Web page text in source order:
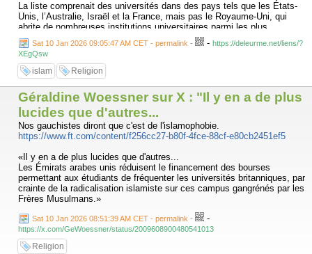
La liste comprenait des universités dans des pays tels que les États-
Unis, l’Australie, Israël et la France, mais pas le Royaume-Uni, qui
abrite de nombreuses institutions universitaires parmi les plus
prestigieuses du monde.
L’exclusion des universités britanniques est liée à l’anxiété aux
Émirats arabes unis sur ce qu’elle considère comme le risque de
radicalisation islamiste sur les campus britanniques, selon trois
personnes au fait du dossier.
Lorsque les responsables britanniques ont interrogé l’absence
d’institutions britanniques sur la liste de juin, les responsables des
Émirats arabes unis ont déclaré que l’omission n’avait pas été une «
surveillance », selon une personne ayant une connaissance directe
des discussions.
"[Les Émirats arabes unis] ne veulent pas que leurs enfants se
radicalisent sur le campus", a ajouté la personne.
En réponse, les responsables britanniques ont souligné l'importance de
la liberté académique, a déclaré la personne.
En 2023-24, 70 étudiants des universités britanniques - issus d'une
population étudiante de l'enseignement supérieur global de près de
Sat 10 Jan 2026 09:05:47 AM CET - permalink - - https://deleurme.net/liens/?
XEgQsw
islam Religion
Géraldine Woessner sur X : "Il y en a de plus
lucides que d'autres...
Nos gauchistes diront que c'est de l'islamophobie.
https://www.ft.com/content/f256cc27-b80f-4fce-88cf-e80cb2451ef5
«Il y en a de plus lucides que d'autres...
Les Émirats arabes unis réduisent le financement des bourses
permettant aux étudiants de fréquenter les universités britanniques, par
crainte de la radicalisation islamiste sur ces campus gangrénés par les
Frères Musulmans.»
Sat 10 Jan 2026 08:51:39 AM CET - permalink - -
https://x.com/GeWoessner/status/2009608900480541013
Religion